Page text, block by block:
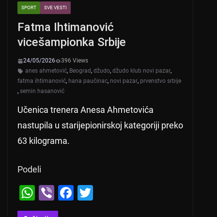
SPORT SVE VESTI
Fatma Ihtimanović
vicešampionka Srbije
24/05/2026
396 Views
anes ahmetović, Beograd, džudo, džudo klub novi pazar,
fatma ihtimanović, hana paučinac, novi pazar, prvenstvo srbije
, semin hasanović
Učenica trenera Anesa Ahmetovića
nastupila u starijepionirskoj kategoriji preko
63 kilograma.
Podeli
W
h
Vi
b
F